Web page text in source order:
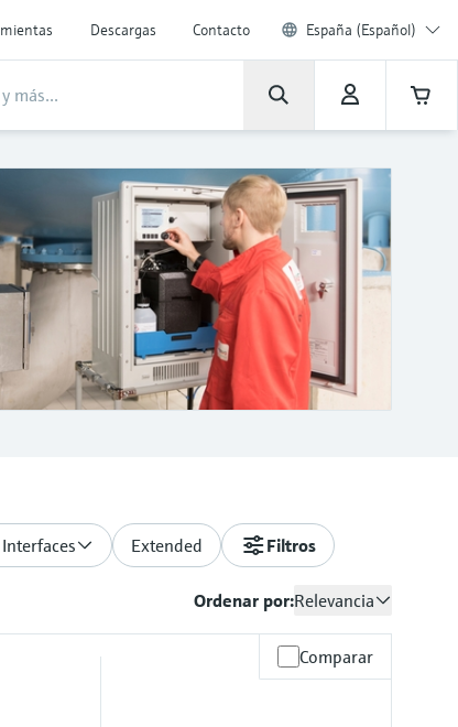
Descargas Contacto España (Español)
Extended Filtros
Ordenar por:Relevancia
Comparar